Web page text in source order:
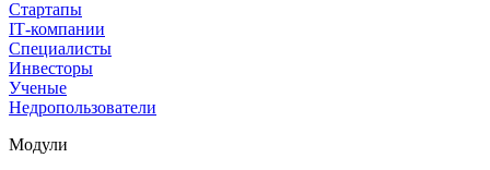
Стартапы
IT‑компании
Специалисты
Инвесторы
Ученые
Недропользователи
Модули